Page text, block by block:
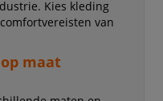
Kies kleding
van
maat